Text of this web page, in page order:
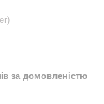
за домовленістю